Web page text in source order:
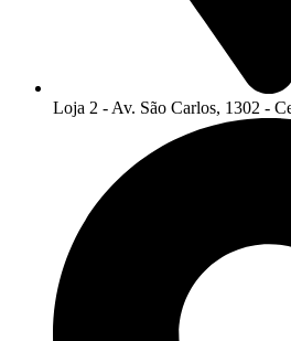
Loja 2 - Av. São Carlos, 1302 -